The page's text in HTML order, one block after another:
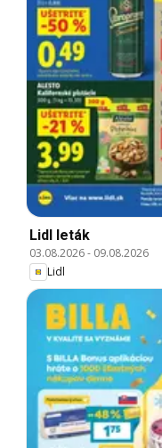
Lidl leták
03.08.2026- 09.08.2026
Lidl